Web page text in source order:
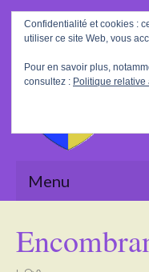
Rechercher
:
Menu
La Mairie
Confidentialité et cookies :
utiliser ce site Web, vous
Pour en savoir plus,
consultez : Politique relative